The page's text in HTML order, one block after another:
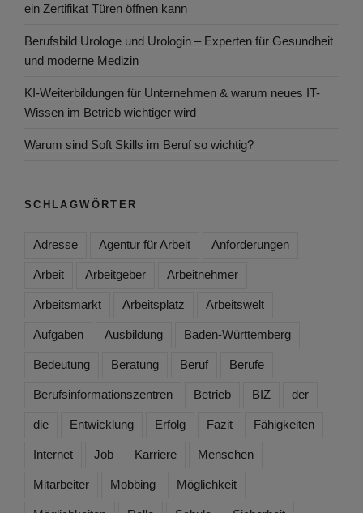
ein Zertifikat Türen öffnen kann
Berufsbild Urologe und Urologin – Experten für Gesundheit
und moderne Medizin
KI-Weiterbildungen für Unternehmen & warum neues IT-
Wissen im Betrieb wichtiger wird
Warum sind Soft Skills im Beruf so wichtig?
SCHLAGWÖRTER
Adresse Agentur für Arbeit Anforderungen
Arbeit Arbeitgeber Arbeitnehmer
Arbeitsmarkt Arbeitsplatz Arbeitswelt
Aufgaben Ausbildung Baden-Württemberg
Bedeutung Beratung Beruf Berufe
Berufsinformationszentren Betrieb BIZ der
die Entwicklung Erfolg Fazit Fähigkeiten
Internet Job Karriere Menschen
Mitarbeiter Mobbing Möglichkeit